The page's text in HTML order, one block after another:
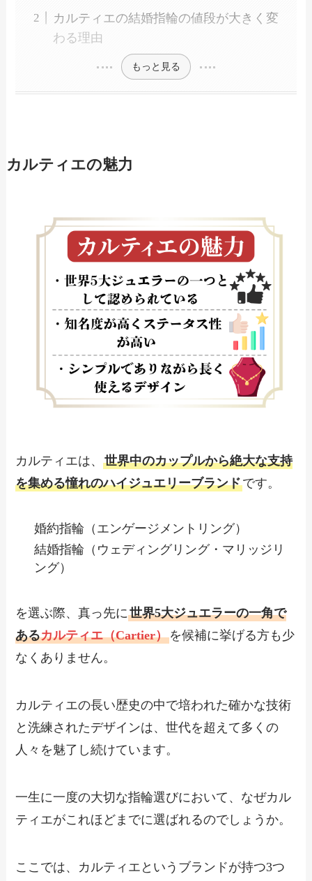
カルティエの結婚指輪の値段が大きく変
わる理由
もっと見る
カルティエの魅力
カルティエは、世界中のカップルから絶大な支持
を集める憧れのハイジュエリーブランドです。
婚約指輪（エンゲージメントリング）
結婚指輪（ウェディングリング・マリッジリ
ング）
を選ぶ際、真っ先に世界5大ジュエラーの一角で
あるカルティエ（Cartier）を候補に挙げる方も少
なくありません。
カルティエの長い歴史の中で培われた確かな技術
と洗練されたデザインは、世代を超えて多くの
人々を魅了し続けています。
一生に一度の大切な指輪選びにおいて、なぜカル
ティエがこれほどまでに選ばれるのでしょうか。
ここでは、カルティエというブランドが持つ3つ